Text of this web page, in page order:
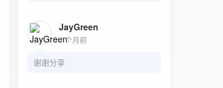
JayGreen
7 个月前
谢谢分享